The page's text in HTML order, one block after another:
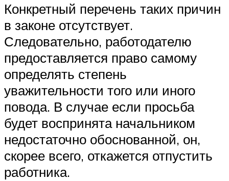
Конкретный перечень таких причин
в законе отсутствует.
Следовательно, работодателю
предоставляется право самому
определять степень
уважительности того или иного
повода. В случае если просьба
будет воспринята начальником
недостаточно обоснованной, он,
скорее всего, откажется отпустить
работника.